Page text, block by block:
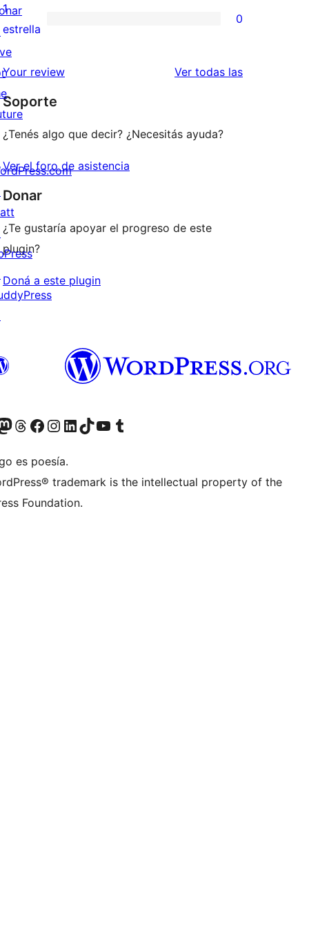
estrellas
valoraciones
de
estrellas
0
valoraciones
de
1
estrellas
1
estrella
0
Your review Ver todas lasreseñas
Soporte
¿Tenés algo que decir? ¿Necesitás ayuda?
Ver el foro de asistencia
Donar
¿Te gustaría apoyar el progreso de este
plugin?
Doná a este plugin
Twitter)
cuenta de Bluesky
nuestra cuenta de Mastodon
Visitá nuestra cuenta de Threads
Visitá nuestra página de Facebook
Visitá nuestra cuenta de Instagram
Visitá nuestra cuenta de LinkedIn
Visitá nuestra cuenta de TikTok
Visitá nuestro canal de YouTube
Visitá nuestra cuenta de Tumblr
es poesía.
trademark is the intellectual property of the
Foundation.